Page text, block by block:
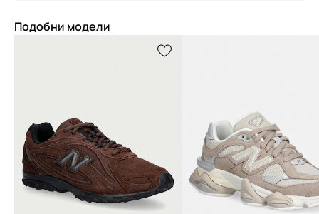
Подобни модели